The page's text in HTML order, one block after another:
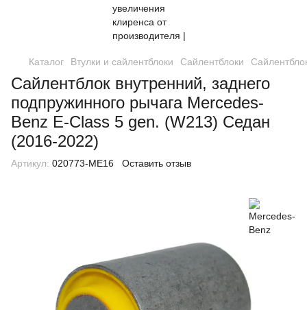
Каталог Втулки и сайлентблоки Сайлентблоки
Сайлентблок внутренний, заднего
подпружинного рычага Mercedes-
Benz E-Class 5 gen. (W213) Седан
(2016-2022)
Артикул: 020773-ME16 Оставить отзыв